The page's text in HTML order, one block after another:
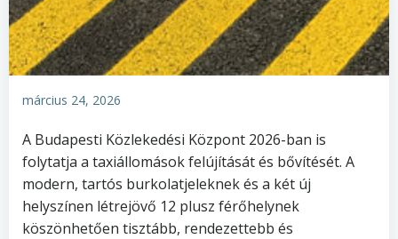
március 24, 2026
A Budapesti Közlekedési Központ 2026-ban is
folytatja a taxiállomások felújítását és bővítését. A
modern, tartós burkolatjeleknek és a két új
helyszínen létrejövő 12 plusz férőhelynek
köszönhetően tisztább, rendezettebb és